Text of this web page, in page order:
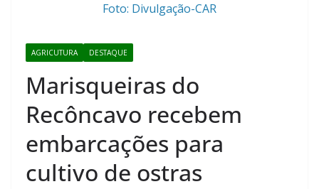
Foto: Divulgação-CAR
AGRICUTURA DESTAQUE
Marisqueiras do
Recôncavo recebem
embarcações para
cultivo de ostras